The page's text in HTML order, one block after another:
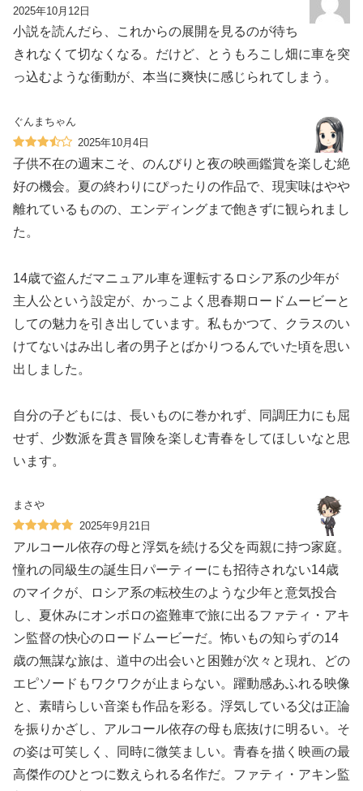
2025年10月12日
小説を読んだら、これからの展開を見るのが待ち
きれなくて切なくなる。だけど、とうもろこし畑に車を突
っ込むような衝動が、本当に爽快に感じられてしまう。
ぐんまちゃん
2025年10月4日
子供不在の週末こそ、のんびりと夜の映画鑑賞を楽しむ絶
好の機会。夏の終わりにぴったりの作品で、現実味はやや
離れているものの、エンディングまで飽きずに観られまし
た。
14歳で盗んだマニュアル車を運転するロシア系の少年が
主人公という設定が、かっこよく思春期ロードムービーと
しての魅力を引き出しています。私もかつて、クラスのい
けてないはみ出し者の男子とばかりつるんでいた頃を思い
出しました。
自分の子どもには、長いものに巻かれず、同調圧力にも屈
せず、少数派を貫き冒険を楽しむ青春をしてほしいなと思
います。
まさや
2025年9月21日
アルコール依存の母と浮気を続ける父を両親に持つ家庭。
憧れの同級生の誕生日パーティーにも招待されない14歳
のマイクが、ロシア系の転校生のような少年と意気投合
し、夏休みにオンボロの盗難車で旅に出るファティ・アキ
ン監督の快心のロードムービーだ。怖いもの知らずの14
歳の無謀な旅は、道中の出会いと困難が次々と現れ、どの
エピソードもワクワクが止まらない。躍動感あふれる映像
と、素晴らしい音楽も作品を彩る。浮気している父は正論
を振りかざし、アルコール依存の母も底抜けに明るい。そ
の姿は可笑しく、同時に微笑ましい。青春を描く映画の最
高傑作のひとつに数えられる名作だ。ファティ・アキン監